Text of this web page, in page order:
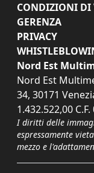
CONDIZIONI DI
GERENZA
PRIVACY
Nord Est
Nord Est
34, 30171
1.432.522,00
I diritti delle
espressamente
mezzo e